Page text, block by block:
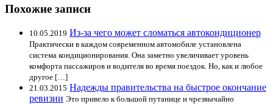
Похожие записи
10.05.2019 Из-за чего может сломаться автокондиционер
Практически в каждом современном автомобиле установлена
система кондиционирования. Она заметно увеличивает уровень
комфорта пассажиров и водителя во время поездок. Но, как и любое
другое […]
21.03.2015 Надежды правительства на быстрое окончание
ревизии Это привело к большой путанице и чрезвычайно